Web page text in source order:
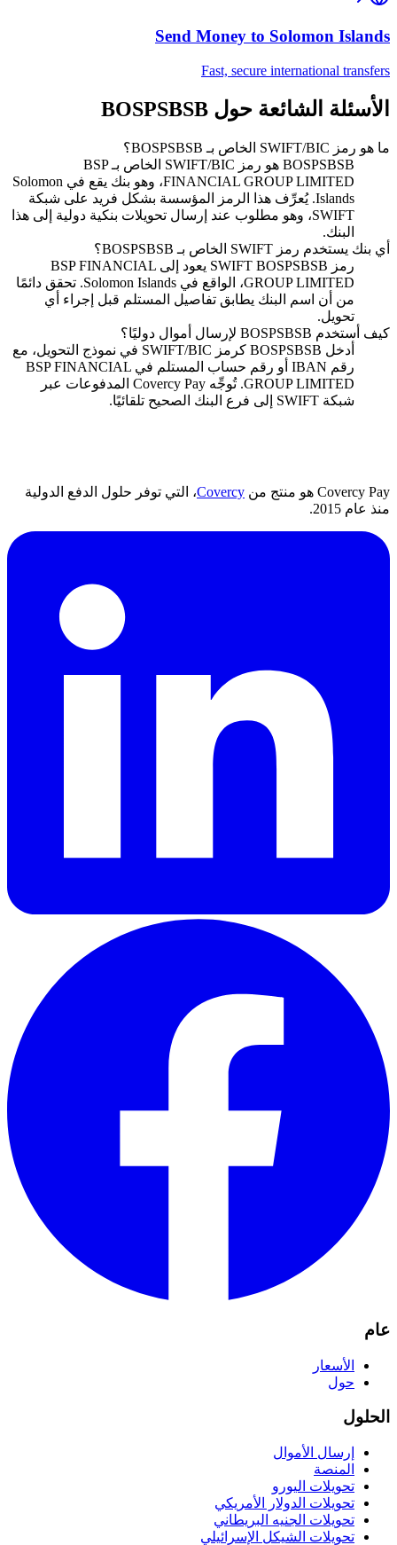
Send Money to Solomon Islands
Fast, secure international transfers
الأسئلة الشائعة حول BOSPSBSB
ما هو رمز SWIFT/BIC الخاص بـ BOSPSBSB؟
BOSPSBSB هو رمز SWIFT/BIC الخاص بـ BSP
FINANCIAL GROUP LIMITED، وهو بنك يقع في Solomon
Islands. يُعرِّف هذا الرمز المؤسسة بشكل فريد على شبكة
SWIFT، وهو مطلوب عند إرسال تحويلات بنكية دولية إلى هذا
البنك.
أي بنك يستخدم رمز SWIFT الخاص بـ BOSPSBSB؟
رمز SWIFT BOSPSBSB يعود إلى BSP FINANCIAL
GROUP LIMITED، الواقع في Solomon Islands. تحقق دائمًا
من أن اسم البنك يطابق تفاصيل المستلم قبل إجراء أي
تحويل.
كيف أستخدم BOSPSBSB لإرسال أموال دوليًا؟
أدخل BOSPSBSB كرمز SWIFT/BIC في نموذج التحويل، مع
رقم IBAN أو رقم حساب المستلم في BSP FINANCIAL
GROUP LIMITED. تُوجِّه Covercy Pay المدفوعات عبر
شبكة SWIFT إلى فرع البنك الصحيح تلقائيًا.
Covercy Pay هو منتج من Covercy، التي توفر حلول الدفع الدولية
منذ عام 2015.
عام
الأسعار
حول
الحلول
إرسال الأموال
المنصة
تحويلات اليورو
تحويلات الدولار الأمريكي
تحويلات الجنيه البريطاني
تحويلات الشيكل الإسرائيلي